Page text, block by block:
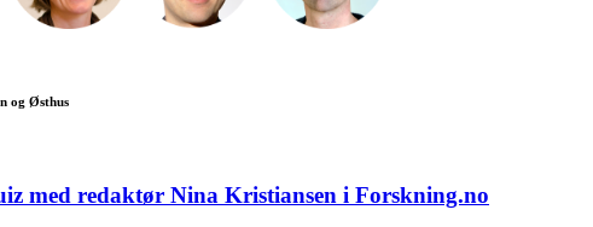
og Østhus
med redaktør Nina Kristiansen i Forskning.no